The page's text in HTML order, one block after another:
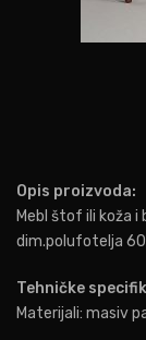
Opis proizvoda:
Mebl štof ili koža
dim.polufotelja
Tehničke
Materijali: masiv